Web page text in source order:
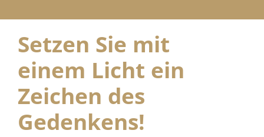
Setzen Sie mit
einem Licht ein
Zeichen des
Gedenkens!